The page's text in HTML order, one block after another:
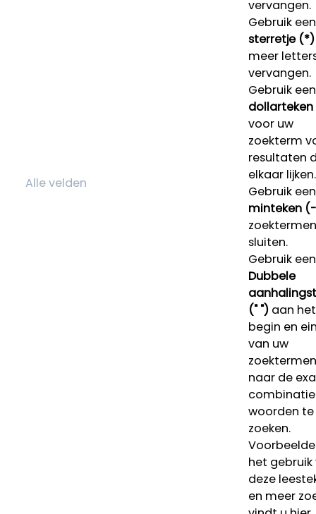
vervangen.
Gebruik een
sterretje (*)
meer
vervangen.
Gebruik een
voor uw
zoekterm
resultaten
elkaar lijken.
Gebruik een
minteken
sluiten.
Gebruik een
Dubbele
(" ")aan het
begin en
van uw
naar de
woorden te
zoeken.
het gebruik
deze
en meer